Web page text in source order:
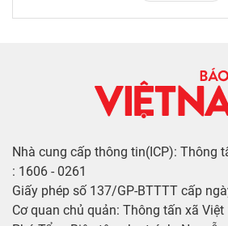
Nhà cung cấp thông tin(ICP): Thông
: 1606 - 0261
Giấy phép số 137/GP-BTTTT cấp
Cơ quan chủ quản: Thông tấn xã Việt